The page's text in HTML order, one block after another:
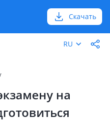
Скачать
RU
на